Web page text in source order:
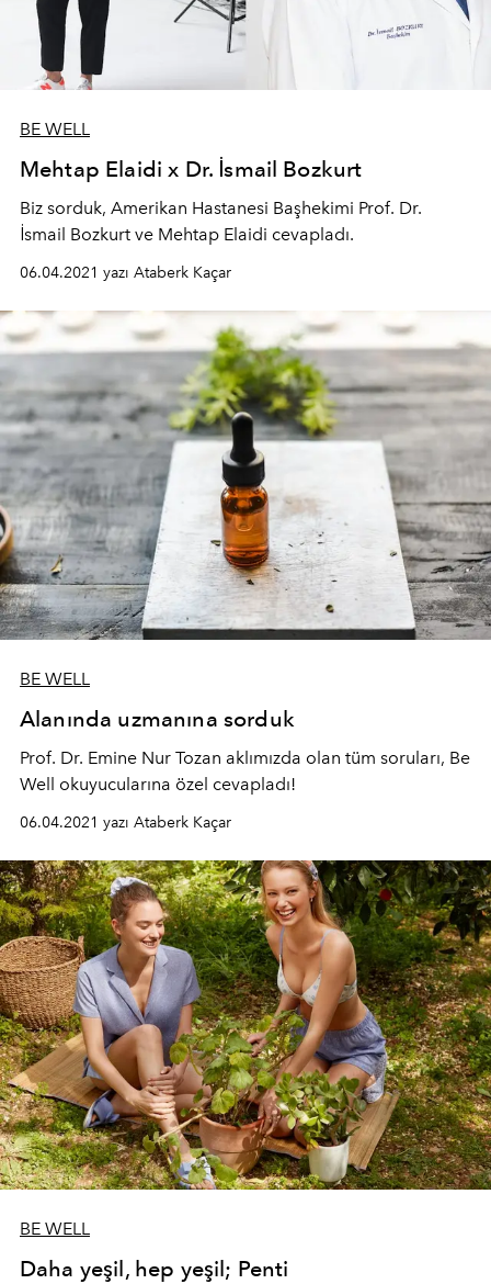
BE WELL
Mehtap Elaidi x Dr. İsmail Bozkurt
Biz sorduk, Amerikan Hastanesi Başhekimi Prof. Dr.
İsmail Bozkurt ve Mehtap Elaidi cevapladı.
06.04.2021 yazı Ataberk Kaçar
BE WELL
Alanında uzmanına sorduk
Prof. Dr. Emine Nur Tozan aklımızda olan tüm soruları, Be
Well okuyucularına özel cevapladı!
06.04.2021 yazı Ataberk Kaçar
BE WELL
Daha yeşil, hep yeşil; Penti